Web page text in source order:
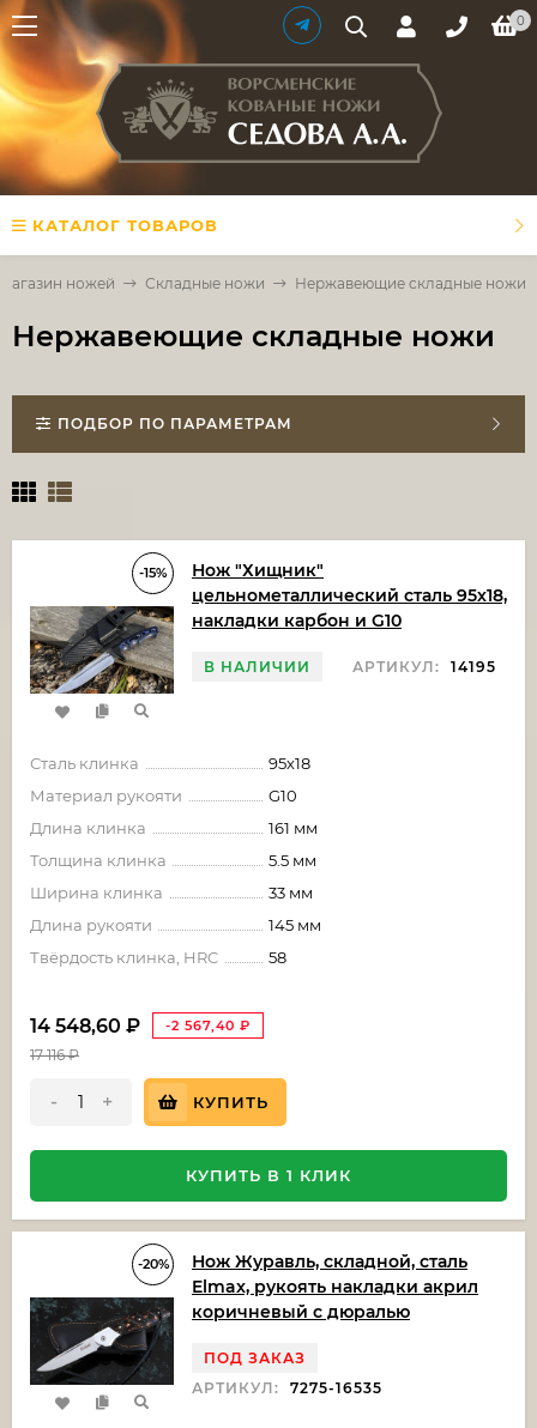
0
КАТАЛОГ ТОВАРОВ
ножей Складные ножи Нержавеющие складные ножи
Нержавеющие складные ножи
ПОДБОР ПО ПАРАМЕТРАМ
-15%
Нож "Хищник"
цельнометаллический сталь 95х18,
накладки карбон и G10
В НАЛИЧИИ АРТИКУЛ: 14195
Сталь клинка
95х18
Материал рукояти
G10
Длина клинка
161 мм
Толщина клинка
5.5 мм
Ширина клинка
33 мм
Длина рукояти
145 мм
Твёрдость клинка, HRC
58
14 548,60 ₽ -2 567,40 ₽
17 116₽
- + КУПИТЬ
КУПИТЬ В 1 КЛИК
-20%
Нож Журавль, складной, сталь
Elmax, рукоять накладки акрил
коричневый с дюралью
ПОД ЗАКАЗ
АРТИКУЛ:
7275-16535